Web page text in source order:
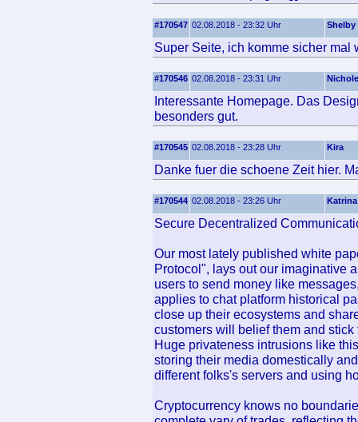
#170547 02.08.2018 - 23:32 Uhr Shelby
Super Seite, ich komme sicher mal
#170546 02.08.2018 - 23:31 Uhr Nichole
Interessante Homepage. Das
besonders gut.
#170545 02.08.2018 - 23:28 Uhr Kira
Danke fuer die schoene Zeit hier.
#170544 02.08.2018 - 23:26 Uhr Katrina
Secure Decentralized
Our most lately published white
Protocol", lays out our imaginative
users to send money like
applies to chat platform historical
close up their ecosystems and
customers will belief them and stick
Huge privateness intrusions like
storing their media domestically
different folks's servers and using
Cryptocurrency knows no